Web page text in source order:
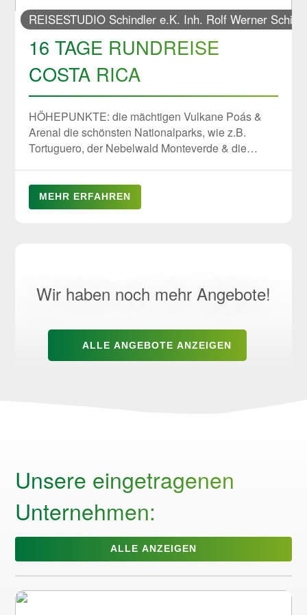
REISESTUDIO Schindler e.K. Inh. Rolf Werner
16 TAGE RUNDREISE
COSTA RICA
HÖHEPUNKTE: die mächtigen Vulkane Poás &
Arenal die schönsten Nationalparks, wie z.B.
Tortuguero, der Nebelwald Monteverde & die
bis 12 Gäste ab 3.599 € inkl. Flug
MEHR ERFAHREN
Wir haben noch mehr Angebote!
ALLE ANGEBOTE ANZEIGEN
Unsere eingetragenen
Unternehmen:
ALLE ANZEIGEN